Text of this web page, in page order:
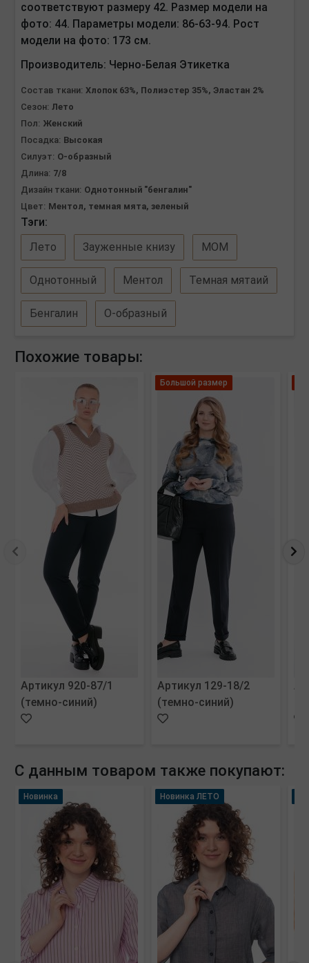
соответствуют размеру 42. Размер модели на
фото: 44. Параметры модели: 86-63-94. Рост
модели на фото: 173 см.
Производитель: Черно-Белая Этикетка
Состав ткани: Хлопок 63%, Полиэстер 35%, Эластан 2%
Сезон: Лето
Пол: Женский
Посадка: Высокая
Силуэт: О-образный
Длина: 7/8
Дизайн ткани: Однотонный "бенгалин"
Цвет: Ментол, темная мята, зеленый
Тэги:
Лето
Зауженные книзу МОМ
Однотонный Ментол Темная мятаий
Бенгалин О-образный
Похожие товары:
Артикул 920-87/1
(темно-синий)
Большой размер
Артикул 129-18/2
(темно-синий)
С данным товаром также покупают:
Новинка Новинка ЛЕТО